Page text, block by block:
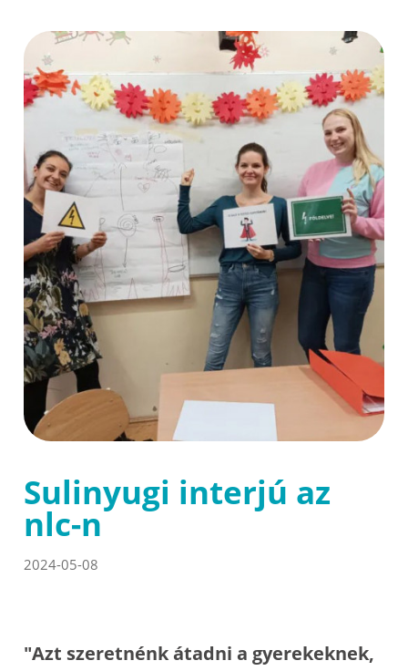
Sulinyugi interjú az
nlc-n
2024-05-08
"Azt szeretnénk átadni a gyerekeknek,